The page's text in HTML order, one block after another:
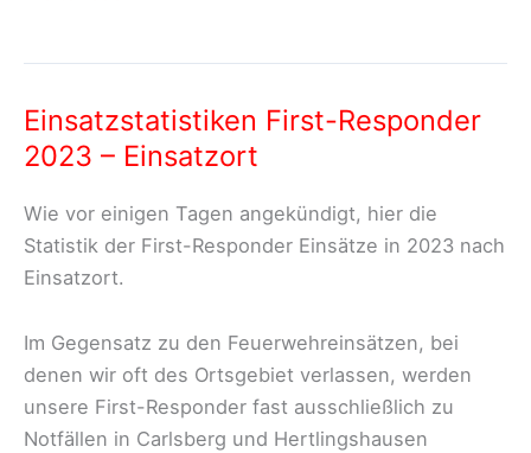
Responder
Einsätze
Wochtentag
und
Uhrzeit
Einsatzstatistiken First-Responder
2023 – Einsatzort
Wie vor einigen Tagen angekündigt, hier die
Statistik der First-Responder Einsätze in 2023 nach
Einsatzort.
Im Gegensatz zu den Feuerwehreinsätzen, bei
denen wir oft des Ortsgebiet verlassen, werden
unsere First-Responder fast ausschließlich zu
Notfällen in Carlsberg und Hertlingshausen